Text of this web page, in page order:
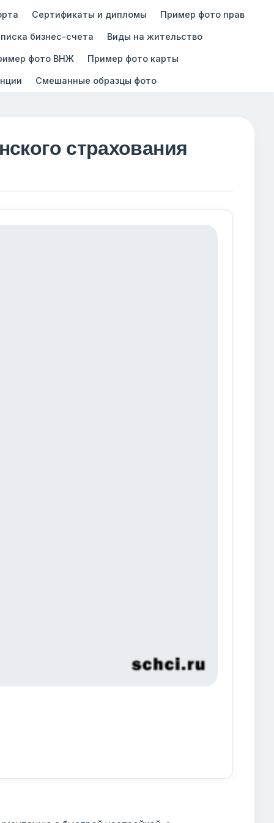
Сертификаты и дипломы Пример фото прав
бизнес-счета Виды на жительство
фото ВНЖ Пример фото карты
Смешанные образцы фото
страхования